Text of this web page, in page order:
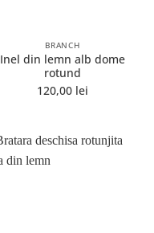
BRANCH
Inel din lemn alb dome
rotund
120,00 lei